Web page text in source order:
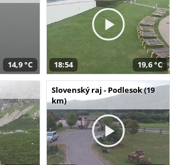
14,9 °C 18:54 19,6 °C
Slovenský raj - Podlesok (19
km)